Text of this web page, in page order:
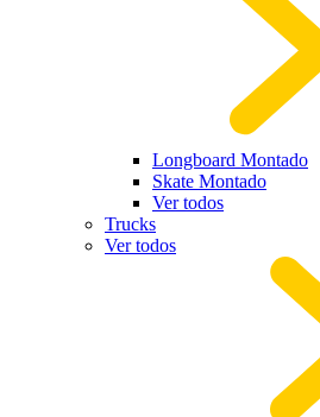
Longboard Montado
Skate Montado
Ver todos
Trucks
Ver todos